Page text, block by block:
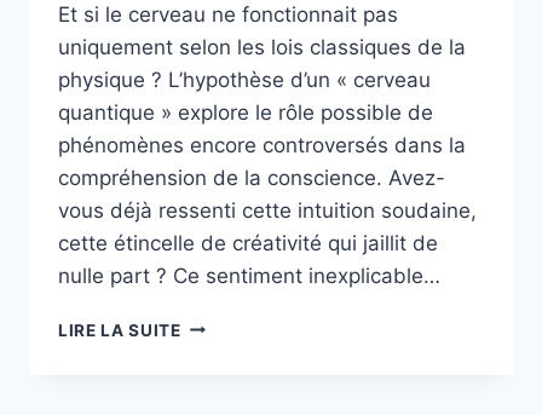
Et si le cerveau ne fonctionnait pas
uniquement selon les lois classiques de la
physique ? L’hypothèse d’un « cerveau
quantique » explore le rôle possible de
phénomènes encore controversés dans la
compréhension de la conscience. Avez-
vous déjà ressenti cette intuition soudaine,
cette étincelle de créativité qui jaillit de
nulle part ? Ce sentiment inexplicable…
LIRE LA SUITE